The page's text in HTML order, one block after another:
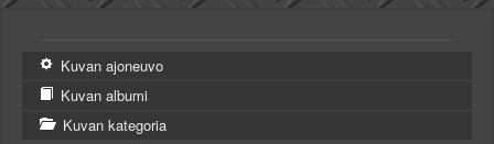
Kuvan ajoneuvo
Kuvan albumi
Kuvan kategoria